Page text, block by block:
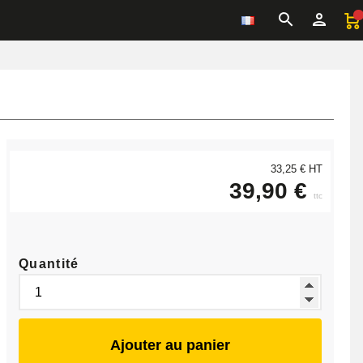
33,25 € HT
39,90 € ttc
Quantité
Ajouter au panier